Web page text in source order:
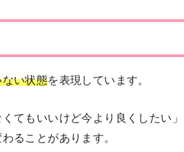
い状態を表現しています。
てもいいけど今より良くしたい」
ることがあります。